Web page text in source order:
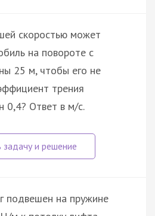
скоростью может
на повороте с
25 м, чтобы его не
трения
0,4? Ответ в м/с.
подвешен на пружине